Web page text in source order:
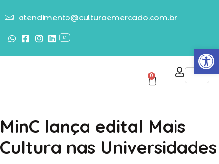
Abrir
atendimento@culturaemercado.com.br
0
MinC lança edital Mais
Cultura nas Universidades